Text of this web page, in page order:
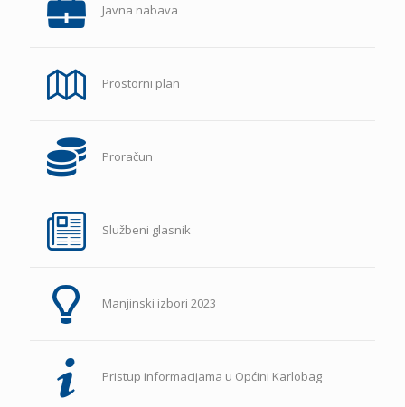
Javna nabava
Prostorni plan
Proračun
Službeni glasnik
Manjinski izbori 2023
Pristup informacijama u Općini Karlobag